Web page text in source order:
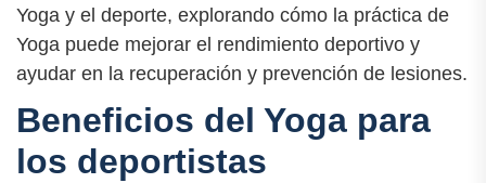
Yoga y el deporte, explorando cómo la práctica de
Yoga puede mejorar el rendimiento deportivo y
ayudar en la recuperación y prevención de lesiones.
Beneficios del Yoga para
los deportistas